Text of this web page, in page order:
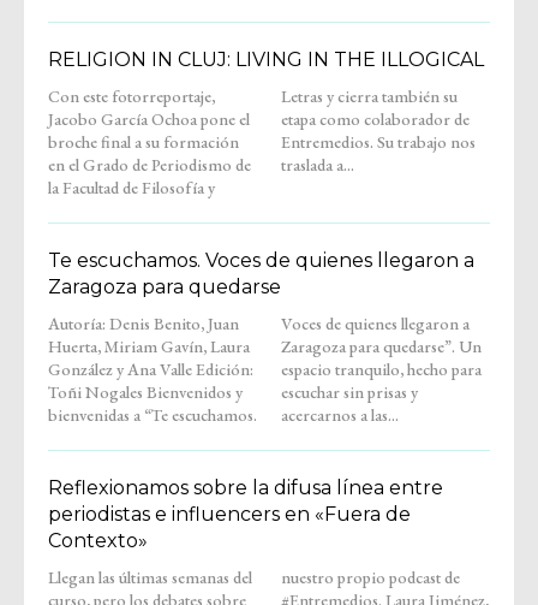
RELIGION IN CLUJ: LIVING IN THE ILLOGICAL
Con este fotorreportaje,
Jacobo García Ochoa pone el
broche final a su formación
en el Grado de Periodismo de
la Facultad de Filosofía y
Letras y cierra también su
etapa como colaborador de
Entremedios. Su trabajo nos
traslada a...
Te escuchamos. Voces de quienes llegaron a
Zaragoza para quedarse
Autoría: Denis Benito, Juan
Huerta, Miriam Gavín, Laura
González y Ana Valle Edición:
Toñi Nogales Bienvenidos y
bienvenidas a “Te escuchamos.
Voces de quienes llegaron a
Zaragoza para quedarse”. Un
espacio tranquilo, hecho para
escuchar sin prisas y
acercarnos a las...
Reflexionamos sobre la difusa línea entre
periodistas e influencers en «Fuera de
Contexto»
Llegan las últimas semanas del
curso, pero los debates sobre
nuestro propio podcast de
#Entremedios. Laura Jiménez,